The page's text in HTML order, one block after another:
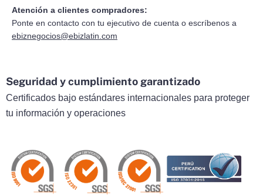
Atención a clientes compradores:
Ponte en contacto con tu ejecutivo de cuenta o escríbenos a
ebiznegocios@ebizlatin.com
Seguridad y cumplimiento garantizado
Certificados bajo estándares internacionales para proteger
tu información y operaciones